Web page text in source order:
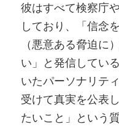
彼はすべて検察庁
しており、「信念
（悪意ある脅迫に
い」と発信してい
いたパーソナリテ
受けて真実を公表
たいこと」という